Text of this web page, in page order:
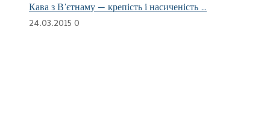
Кава з В’єтнаму — крепість і насиченість …
24.03.20150